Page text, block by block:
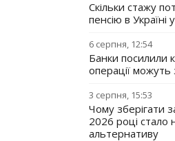
Скільки стажу
пенсію в Україні
6 серпня, 12:54
Банки посилили
операції можуть
3 серпня, 15:53
Чому зберігати
2026 році стало
альтернативу